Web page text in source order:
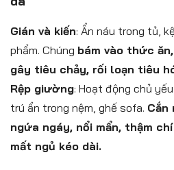
Gián và kiến: Ẩn náu trong tủ,
phẩm. Chúng bám vào thức
gây tiêu chảy, rối loạn tiêu
Rệp giường: Hoạt động chủ
trú ẩn trong nệm, ghế sofa. Cắn
ngứa ngáy, nổi mẩn, thậm
mất ngủ kéo dài.